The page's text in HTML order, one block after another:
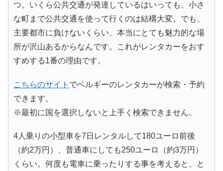
つ。いくら公共交通が発達しているはいっても、小さ
な町まで公共交通を使って行くのは結構大変。でも、
主要都市に負けないくらい、本当にとても魅力的な場
所が沢山あるからなんです。これがレンタカーをおす
すめする1番の理由です。
こちらのサイト でベルギーのレンタカーが検索・予約
できます。
※最初に国を選択しないと上手く検索できません。
4人乗りの小型車を7日レンタルして180ユーロ前後
（約2万円）、普通車にしても250ユーロ（約3万円）
くらい。何度も電車に乗ったりする事を考えると、と